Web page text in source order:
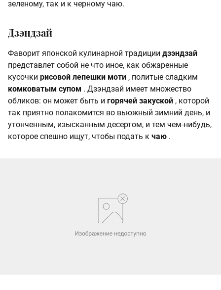
зеленому, так и к черному чаю.
Дзэндзай
Фаворит японской кулинарной традиции дзэндзай
представлет собой не что иное, как обжаренные
кусочки рисовой лепешки моти , политые сладким
комковатым супом . Дзэндзай имеет множество
обликов: он может быть и горячей закуской , которой
так приятно полакомится во вьюжный зимний день, и
утонченным, изысканным десертом, и тем чем-нибудь,
которое спешно ищут, чтобы подать к чаю .